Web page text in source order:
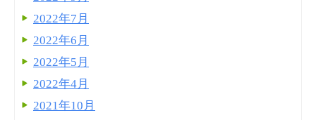
2022年7月
2022年6月
2022年5月
2022年4月
2021年10月